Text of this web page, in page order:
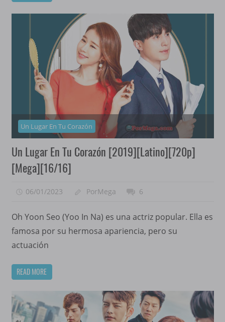
Un Lugar En Tu Corazón
Un Lugar En Tu Corazón [2019][Latino][720p]
[Mega][16/16]
06/01/2023 PorMega 6
Oh Yoon Seo (Yoo In Na) es una actriz popular. Ella es
famosa por su hermosa apariencia, pero su
actuación
READ MORE